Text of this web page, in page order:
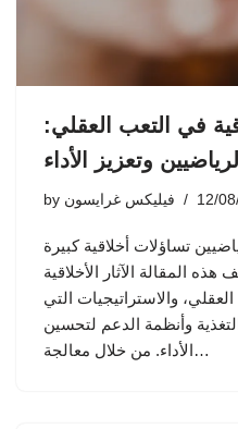
في التعب العقلي:
وتعزيز الأداء
by فيليكس غرايسون 12/
تساؤلات أخلاقية كبيرة
المقالة الآثار الأخلاقية
والاستراتيجيات التي
وأنظمة الدعم لتحسين
الأداء. من خلال معالجة…